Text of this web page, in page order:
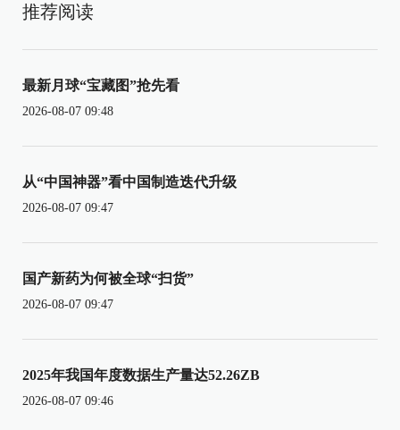
推荐阅读
最新月球“宝藏图”抢先看
2026-08-07 09:48
从“中国神器”看中国制造迭代升级
2026-08-07 09:47
国产新药为何被全球“扫货”
2026-08-07 09:47
2025年我国年度数据生产量达52.26ZB
2026-08-07 09:46